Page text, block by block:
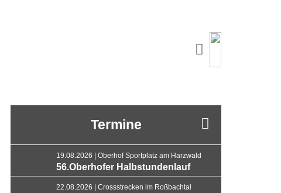
Termine
19.08.2026 | Oberhof Sportplatz am Harzwald
56.Oberhofer Halbstundenlauf
22.08.2026 | Crossstrecken im Roßbachtal